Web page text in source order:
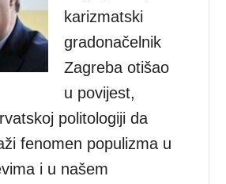
karizmatski
gradonačelnik
Zagreba otišao
u povijest,
politologiji da
fenomen populizma u
i u našem